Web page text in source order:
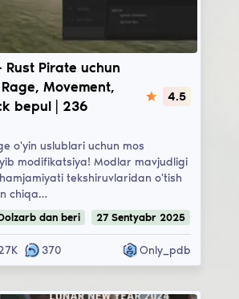
BaffClient
Rust Pirate uchun
Movement,
bepul | 236
4.5
o'yin uslublari uchun mos
modifikatsiya! Modlar mavjudligi
tekshiruvlaridan o'tish
chiqa…
dan beri 27 Sentyabr 2025
370 Only_pdb